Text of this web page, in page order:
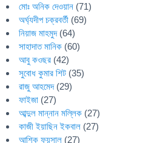
মোঃ অনিক দেওয়ান (71)
অর্ঘ্যদীপ চক্রবর্তী (69)
নিয়াজ মাহমুদ(64)
সাহাদাত মানিক (60)
আবু কওছর (42)
সুবোধ কুমার শিট (35)
রাজু আহমেদ(29)
ফাইজা (27)
আব্দুল মান্নান মল্লিক (27)
কাজী ইয়াছিন ইকবাল (27)
আশিক ফয়সাল (27)